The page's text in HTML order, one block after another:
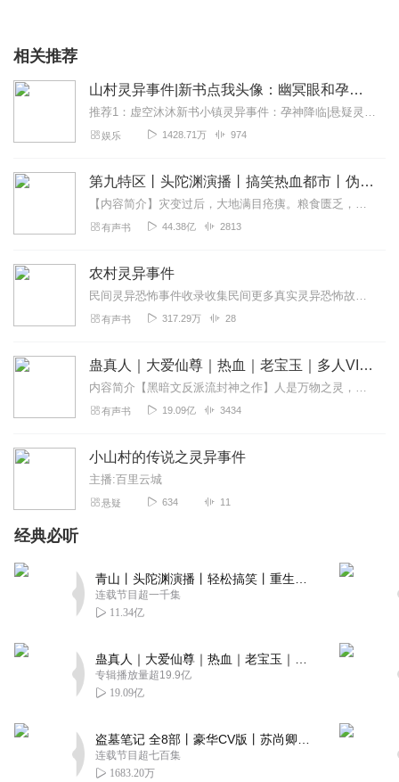
相关推荐
山村灵异事件|新书点我头像：幽冥眼和孕神降临
推荐1：虚空沐沐新书小镇灵异事件：孕神降临|悬疑灵异推理|微恐正在热播，本故事讲述了一个孩子是个怪胎，母亲只能狠心将孩子活埋，但没想到三个月后，死了...
娱乐 1428.71万 974
第九特区丨头陀渊演播丨搞笑热血都市丨伪戒丨VIP免费多人有声剧
【内容简介】灾变过后，大地满目疮痍。粮食匮乏，资源紧俏，局势混乱……一位从待规划区杀出来的青年，背对着漫天黄沙，孤身来到九区谋生，却不曾想偶然结识三五好友，一念...
有声书 44.38亿 2813
农村灵异事件
民间灵异恐怖事件收录收集民间更多真实灵异恐怖故事灵异恐怖惊悚身临其境耐人寻味
有声书 317.29万 28
蛊真人｜大爱仙尊｜热血｜老宝玉｜多人VIP免费有声剧
内容简介【黑暗文反派流封神之作】人是万物之灵，蛊是天地真精。一个穿越者不断重生的故事。一个养蛊、炼蛊、用蛊的奇特世界。配音组（男角色）老宝玉旁白...
有声书 19.09亿 3434
小山村的传说之灵异事件
主播:百里云城
悬疑 634 11
经典必听
连载节目超一千集
11.34亿
专辑播放量超19.9亿
19.09亿
连载节目超七百集
1683.20万